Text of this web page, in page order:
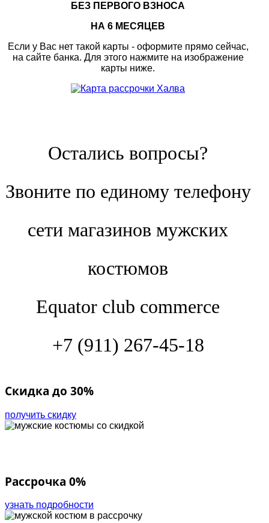
БЕЗ ПЕРВОГО ВЗНОСА
НА 6 МЕСЯЦЕВ
Если у Вас нет такой карты - оформите прямо сейчас,
на сайте банка. Для этого нажмите на изображение
карты ниже.
Остались вопросы?
Звоните по единому телефону
сети магазинов мужских
костюмов
Equator club commerce
+7 (911) 267-45-18
Скидка до 30%
получить скидку
Рассрочка 0%
узнать подробности